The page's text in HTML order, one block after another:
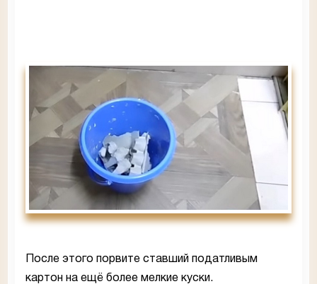
После этого порвите ставший податливым
картон на ещё более мелкие куски.